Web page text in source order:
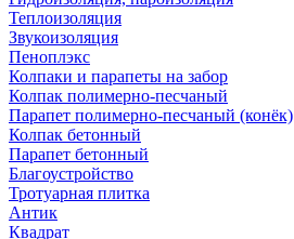
Теплоизоляция
Звукоизоляция
Пеноплэкс
Колпаки и парапеты на забор
Колпак полимерно-песчаный
Парапет полимерно-песчаный (конёк)
Колпак бетонный
Парапет бетонный
Благоустройство
Тротуарная плитка
Антик
Квадрат